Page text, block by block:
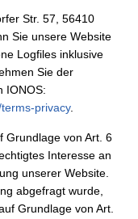
Str. 57, 56410
Sie unsere Website
Logfiles inklusive
Sie der
IONOS:
privacy.
Grundlage von Art. 6
Interesse an
unserer Website.
abgefragt wurde,
Grundlage von Art.